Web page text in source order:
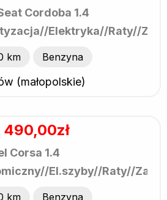
Cordoba 1.4
Elektryka//Raty//
km Benzyna
(małopolskie)
490,00zł
Corsa 1.4
El.szyby//Raty//
km Benzyna